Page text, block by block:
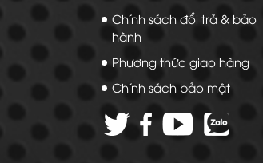
Chính sách đổi trả & bảo
hành
Phương thức giao hàng
Chính sách bảo mật